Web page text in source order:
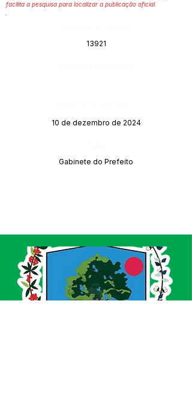
facilita a pesquisa para localizar a publicação oficial.
13921
10 de dezembro de 2024
Gabinete do Prefeito